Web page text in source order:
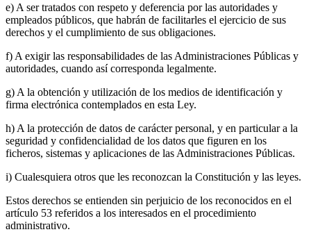
e) A ser tratados con respeto y deferencia por las autoridades y
empleados públicos, que habrán de facilitarles el ejercicio de sus
derechos y el cumplimiento de sus obligaciones.
f) A exigir las responsabilidades de las Administraciones Públicas y
autoridades, cuando así corresponda legalmente.
g) A la obtención y utilización de los medios de identificación y
firma electrónica contemplados en esta Ley.
h) A la protección de datos de carácter personal, y en particular a la
seguridad y confidencialidad de los datos que figuren en los
ficheros, sistemas y aplicaciones de las Administraciones Públicas.
i) Cualesquiera otros que les reconozcan la Constitución y las leyes.
Estos derechos se entienden sin perjuicio de los reconocidos en el
artículo 53 referidos a los interesados en el procedimiento
administrativo.